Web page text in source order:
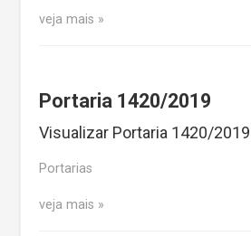
veja mais
Portaria 1420/2019
Visualizar Portaria 1420/2019
Portarias
veja mais